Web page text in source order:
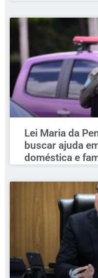
Lei Maria da
buscar ajuda
doméstica e